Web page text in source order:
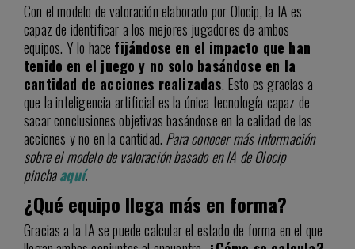
Con el modelo de valoración elaborado por Olocip, la IA es
capaz de identificar a los mejores jugadores de ambos
equipos. Y lo hace fijándose en el impacto que han
tenido en el juego y no solo basándose en la
cantidad de acciones realizadas. Esto es gracias a
que la inteligencia artificial es la única tecnología capaz de
sacar conclusiones objetivas basándose en la calidad de las
acciones y no en la cantidad. Para conocer más información
sobre el modelo de valoración basado en IA de Olocip
pinchaaquí.
¿Qué equipo llega más en forma?
Gracias a la IA se puede calcular el estado de forma en el que